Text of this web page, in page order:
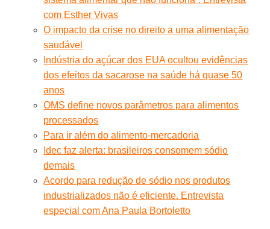
com Esther Vivas
O impacto da crise no direito a uma alimentação
saudável
Indústria do açúcar dos EUA ocultou evidências
dos efeitos da sacarose na saúde há quase 50
anos
OMS define novos parâmetros para alimentos
processados
Para ir além do alimento-mercadoria
Idec faz alerta: brasileiros consomem sódio
demais
Acordo para redução de sódio nos produtos
industrializados não é eficiente. Entrevista
especial com Ana Paula Bortoletto